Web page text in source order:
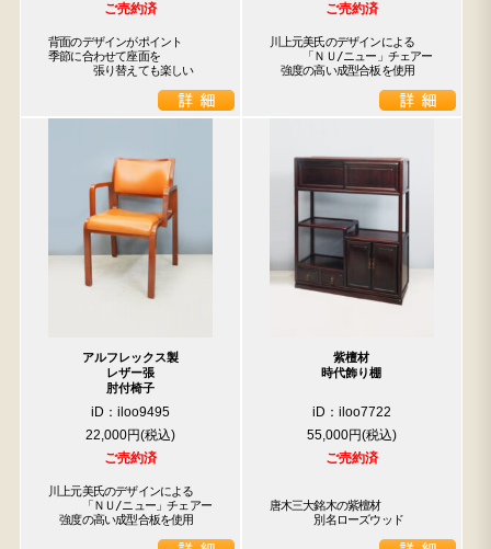
ご売約済
背面のデザインがポイント
季節に合わせて座面を
張り替えても楽しい
ご売約済
川上元美氏のデザインによる
「ＮＵ/ニュー」チェアー
強度の高い成型合板を使用
アルフレックス製
レザー張
肘付椅子
iD：iloo9495
22,000円
ご売約済
川上元美氏のデザインによる
「ＮＵ/ニュー」チェアー
強度の高い成型合板を使用
紫檀材
時代飾り棚
iD：iloo7722
55,000円
ご売約済
唐木三大銘木の紫檀材
別名ローズウッド